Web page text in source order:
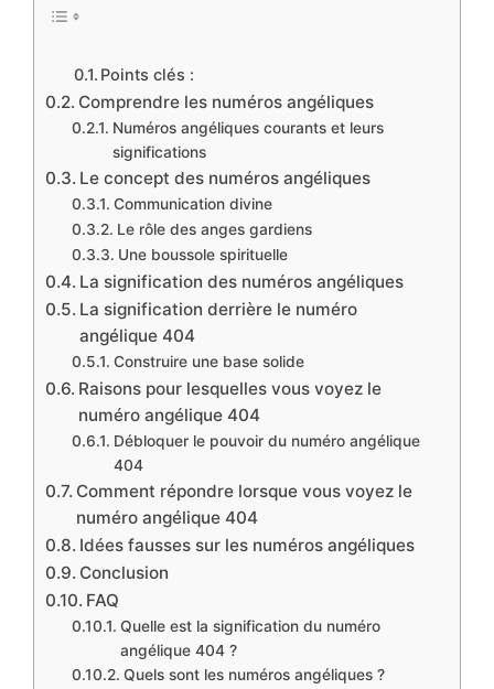
Points clés :
Comprendre les numéros angéliques
Numéros angéliques courants et leurs
significations
Le concept des numéros angéliques
Communication divine
Le rôle des anges gardiens
Une boussole spirituelle
La signification des numéros angéliques
La signification derrière le numéro
angélique 404
Construire une base solide
Raisons pour lesquelles vous voyez le
numéro angélique 404
Débloquer le pouvoir du numéro angélique
404
Comment répondre lorsque vous voyez le
numéro angélique 404
Idées fausses sur les numéros angéliques
Conclusion
FAQ
Quelle est la signification du numéro
angélique 404 ?
Quels sont les numéros angéliques ?